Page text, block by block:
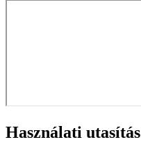
Használati utasítás